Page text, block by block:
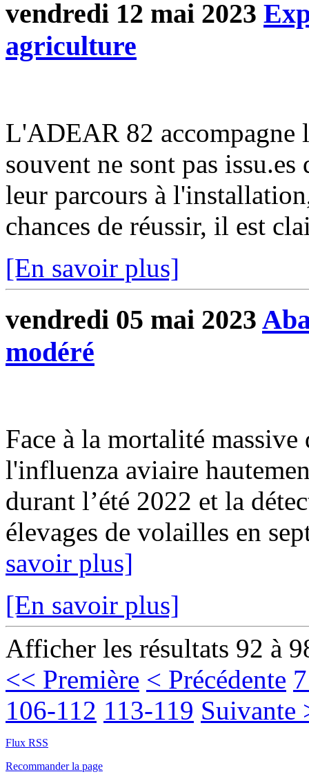
vendredi 12 mai 2023
agriculture
L'ADEAR 82 accompagne
souvent ne sont pas
leur parcours à
chances de réussir, il est
[En savoir plus]
vendredi 05 mai 2023
modéré
Face à la mortalité
l'influenza aviaire
durant l’été 2022 et la
élevages de volailles en
savoir plus]
[En savoir plus]
Afficher les résultats 92 à
<< Première < Précédente
106-112 113-119 Suivante
Flux RSS
Recommander la page